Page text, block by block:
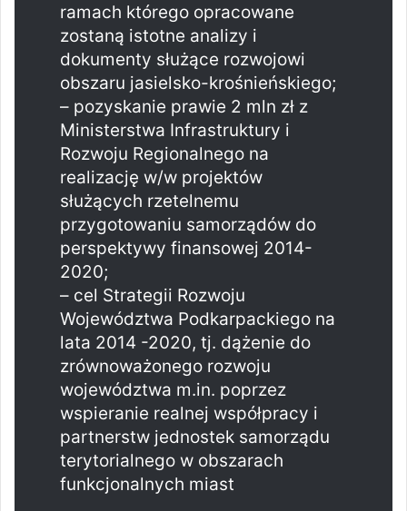
ramach którego opracowane
zostaną istotne analizy i
dokumenty służące rozwojowi
obszaru jasielsko-krośnieńskiego;
– pozyskanie prawie 2 mln zł z
Ministerstwa Infrastruktury i
Rozwoju Regionalnego na
realizację w/w projektów
służących rzetelnemu
przygotowaniu samorządów do
perspektywy finansowej 2014-
2020;
– cel Strategii Rozwoju
Województwa Podkarpackiego na
lata 2014 -2020, tj. dążenie do
zrównoważonego rozwoju
województwa m.in. poprzez
wspieranie realnej współpracy i
partnerstw jednostek samorządu
terytorialnego w obszarach
funkcjonalnych miast